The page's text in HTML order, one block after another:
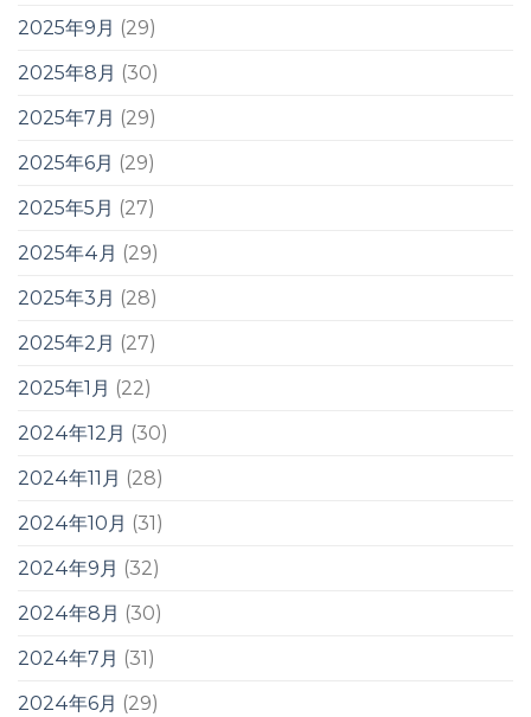
2025年9月 (29)
2025年8月 (30)
2025年7月 (29)
2025年6月 (29)
2025年5月 (27)
2025年4月 (29)
2025年3月 (28)
2025年2月 (27)
2025年1月 (22)
2024年12月 (30)
2024年11月 (28)
2024年10月 (31)
2024年9月 (32)
2024年8月 (30)
2024年7月 (31)
2024年6月 (29)